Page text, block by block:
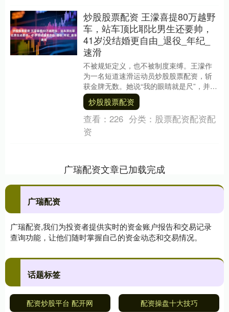
炒股股票配资 王濛喜提80万越野
车，站车顶比耶比男生还要帅，
41岁没结婚更自由_退役_年纪_
速滑
不被规矩定义，也不被制度束缚。王濛作
为一名短道速滑运动员炒股股票配资，斩
获金牌无数。她说“我的眼睛就是尺”，并不
是狂傲、而是自信。 8岁刚上冰那一年，她
一下子就....
炒股股票配资
查看： 226 分类： 股票配资配资配
资
广瑞配资文章已加载完成
广瑞配资
广瑞配资,我们为投资者提供实时的资金账户报告和交易记录
查询功能，让他们随时掌握自己的资金动态和交易情况。
话题标签
配资炒股平台 配开网 配资操盘十大技巧